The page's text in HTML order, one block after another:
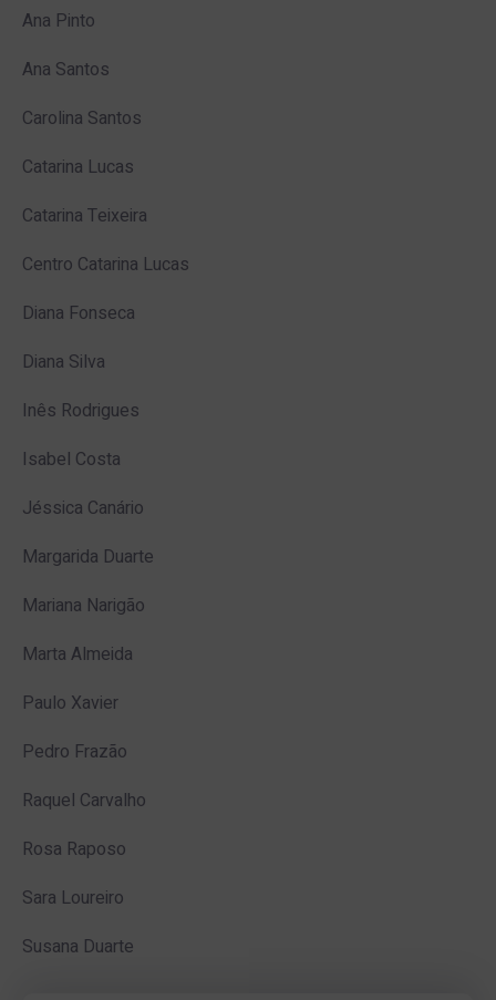
Ana Pinto
Ana Santos
Carolina Santos
Catarina Lucas
Catarina Teixeira
Centro Catarina Lucas
Diana Fonseca
Diana Silva
Inês Rodrigues
Isabel Costa
Jéssica Canário
Margarida Duarte
Mariana Narigão
Marta Almeida
Paulo Xavier
Pedro Frazão
Raquel Carvalho
Rosa Raposo
Sara Loureiro
Susana Duarte